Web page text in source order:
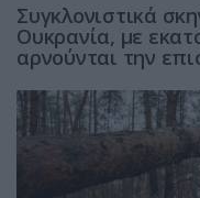
Συγκλονιστικά
Ουκρανία, με
αρνούνται την